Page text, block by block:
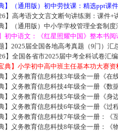
】（通用版）初中劳技课：精选ppt课
】高考语文文言文断句讲练测：课件+
】（通用版）中小学学校管理全套制
初中语文：《红星照耀中国》整本书
】2025届全国各地高考真题（9门）汇
】全国各省市2025届中考全科试卷汇
典】小学初中高中班主任基本功大赛资
】义务教育信息科技3年级全一册《在
】义务教育信息科技4年级全一册《数
】义务教育信息科技5年级全一册《身
】义务教育信息科技6年级全一册《过
】义务教育信息科技7年级全一册：《
】义务教育信息科技8年级全一册：《